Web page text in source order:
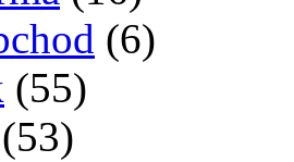
(6)
(55)
(53)